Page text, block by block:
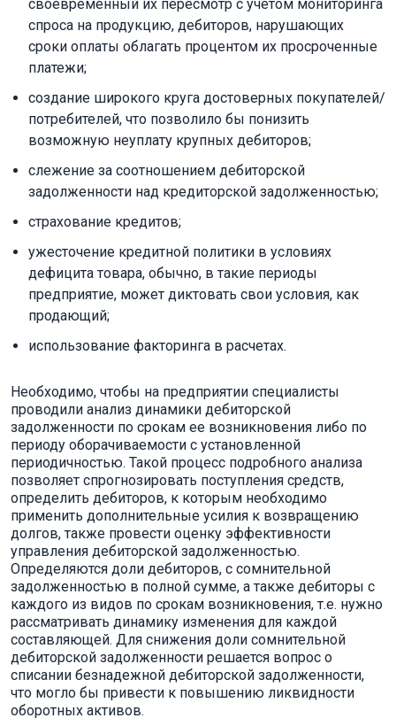
своевременный их пересмотр с учетом мониторинга
спроса на продукцию, дебиторов, нарушающих
сроки оплаты облагать процентом их просроченные
платежи;
создание широкого круга достоверных покупателей/
потребителей, что позволило бы понизить
возможную неуплату крупных дебиторов;
слежение за соотношением дебиторской
задолженности над кредиторской задолженностью;
страхование кредитов;
ужесточение кредитной политики в условиях
дефицита товара, обычно, в такие периоды
предприятие, может диктовать свои условия, как
продающий;
использование факторинга в расчетах.
Необходимо, чтобы на предприятии специалисты
проводили анализ динамики дебиторской
задолженности по срокам ее возникновения либо по
периоду оборачиваемости с установленной
периодичностью. Такой процесс подробного анализа
позволяет спрогнозировать поступления средств,
определить дебиторов, к которым необходимо
применить дополнительные усилия к возвращению
долгов, также провести оценку эффективности
управления дебиторской задолженностью.
Определяются доли дебиторов, с сомнительной
задолженностью в полной сумме, а также дебиторы с
каждого из видов по срокам возникновения, т.е. нужно
рассматривать динамику изменения для каждой
составляющей. Для снижения доли сомнительной
дебиторской задолженности решается вопрос о
списании безнадежной дебиторской задолженности,
что могло бы привести к повышению ликвидности
оборотных активов.